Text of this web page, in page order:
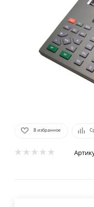
В избранное